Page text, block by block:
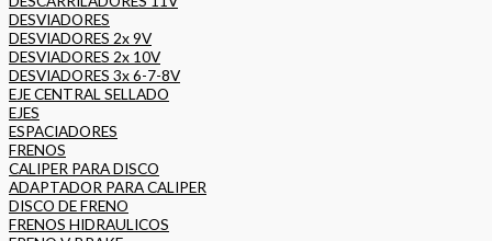
DESVIADORES
DESVIADORES 2x 9V
DESVIADORES 2x 10V
DESVIADORES 3x 6-7-8V
EJE CENTRAL SELLADO
EJES
ESPACIADORES
FRENOS
CALIPER PARA DISCO
ADAPTADOR PARA CALIPER
DISCO DE FRENO
FRENOS HIDRAULICOS